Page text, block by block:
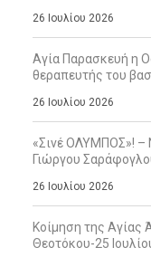
26 Ιουλίου 2026
Αγία Παρασκευή η
θεραπευτής του
26 Ιουλίου 2026
«Σινέ ΟΛΥΜΠΟΣ»! –
Γιώργου
26 Ιουλίου 2026
Κοίμηση της Αγίας
Θεοτόκου-25